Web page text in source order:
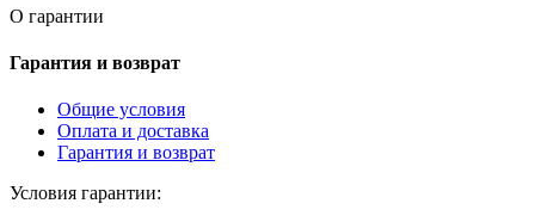
О гарантии
Гарантия и возврат
Общие условия
Оплата и доставка
Гарантия и возврат
Условия гарантии: